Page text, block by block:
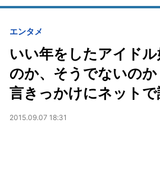
エンタメ
いい年をしたアイド
のか、そうでないの
言きっかけにネット
2015.09.07 18:31